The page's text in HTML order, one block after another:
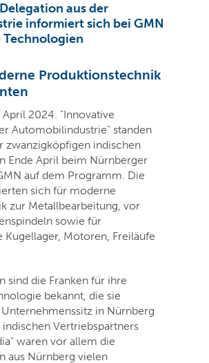
aus der
informiert sich bei GMN
Produktionstechnik
2024. "Innovative
Automobilindustrie" standen
zwanzigköpfigen indischen
Ende April beim Nürnberger
auf dem Programm. Die
sich für moderne
zur Metallbearbeitung, vor
sowie für
Motoren, Freiläufe
sind die Franken für ihre
bekannt, die sie
in Nürnberg
Vertriebspartners
waren vor allem die
aus Nürnberg vielen